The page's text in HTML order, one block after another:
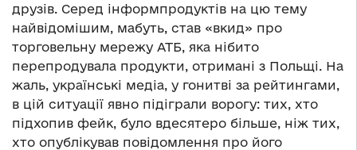
друзів. Серед інформпродуктів на цю тему
найвідомішим, мабуть, став «вкид» про
торговельну мережу АТБ, яка нібито
перепродувала продукти, отримані з Польщі. На
жаль, українські медіа, у гонитві за рейтингами,
в цій ситуації явно підіграли ворогу: тих, хто
підхопив фейк, було вдесятеро більше, ніж тих,
хто опублікував повідомлення про його